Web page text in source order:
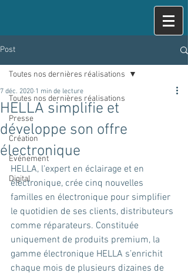
Post
Toutes nos dernières réalisations
Presse
Création
Evénement
Digital
Toutes nos dernières réalisations
HELLA simplifie et
développe son offre
électronique
7 déc. 2020 1 min de lecture
HELLA, l'expert en éclairage et en
électronique, crée cinq nouvelles
familles en électronique pour simplifier
le quotidien de ses clients, distributeurs
comme réparateurs. Constituée
uniquement de produits premium, la
gamme électronique HELLA s’enrichit
chaque mois de plusieurs dizaines de